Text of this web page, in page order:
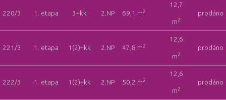
220/3 1. etapa 3+kk 2.NP 69,1 m2
12,7
m2
prodáno
221/3 1. etapa 1(2)+kk 2.NP 47,8 m2
12,6
m2
prodáno
222/3 1. etapa 1(2)+kk 2.NP 50,2 m2
12,6
m2
prodáno